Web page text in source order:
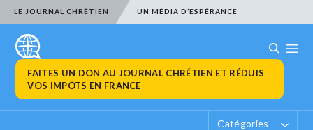
LE JOURNAL CHRÉTIEN UN MÉDIA D’ESPÉRANCE
FAITES UN DON AU JOURNAL CHRÉTIEN ET RÉDUIS
VOS IMPÔTS EN FRANCE
Catégories